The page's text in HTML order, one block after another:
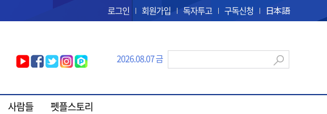
로그인 회원가입 독자투고 구독신청 日本語
2026.08.07 금
사람들 펫플스토리